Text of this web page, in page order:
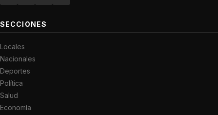
SECCIONES
Locales
Nacionales
Deportes
Política
Salud
Economía